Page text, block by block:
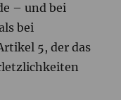
– und bei
bei
5, der das